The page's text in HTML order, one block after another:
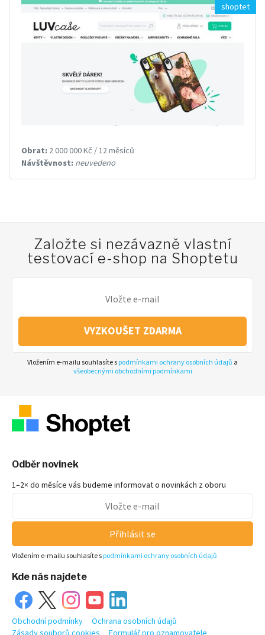
shoptet
Obrat: 2 000 000 Kč / 12 měsíců
Návštěvnost: neuvedeno
Založte si nezávazně vlastní
testovací e-shop na Shoptetu
VYZKOUŠET ZDARMA
Vložením e-mailu souhlasíte s podmínkami ochrany osobních údajů a
všeobecnými obchodními podmínkami
Odběr novinek
1–2× do měsíce vás budeme informovat o novinkách z oboru
Přihlásit se
Vložením e-mailu souhlasíte s podmínkami ochrany osobních údajů
Kde nás najdete
Obchodní podmínky
Ochrana osobních údajů
Zásady souborů cookies
Formulář pro oznamovatele